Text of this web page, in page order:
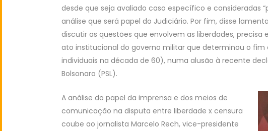
desde que seja avaliado caso específico e consideradas
análise que será papel do Judiciário. Por fim, disse
discutir as questões que envolvem as liberdades,
ato institucional do governo militar que determinou o fim
individuais na década de 60), numa alusão à recente
Bolsonaro (PSL).
A análise do papel da imprensa e dos meios de
comunicação na disputa entre liberdade x censura
coube ao jornalista Marcelo Rech, vice-presidente